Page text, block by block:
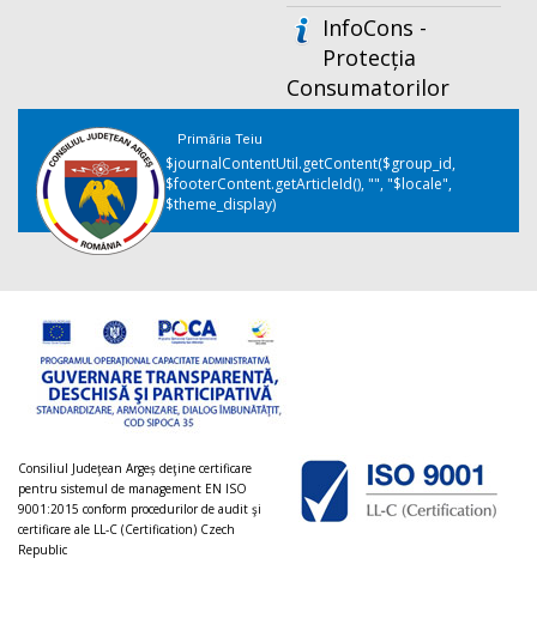
InfoCons -
Protecția
Consumatorilor
Primăria Teiu
$journalContentUtil.getContent($group_id,
$footerContent.getArticleId(), "", "$locale",
$theme_display)
Consiliul Judeţean Argeș deţine certificare
pentru sistemul de management EN ISO
9001:2015 conform procedurilor de audit şi
certificare ale LL-C (Certification) Czech
Republic